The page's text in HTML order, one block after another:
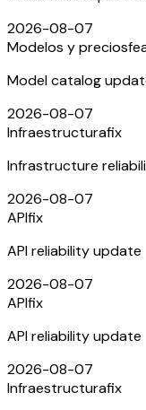
2026-08-07
Modelos y precios
Model catalog
2026-08-07
Infraestructurafix
Infrastructure
2026-08-07
APIfix
API reliability update
2026-08-07
APIfix
API reliability update
2026-08-07
Infraestructurafix